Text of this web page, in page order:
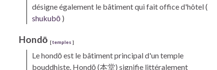
désigne également le bâtiment qui fait office d'hôtel (
shukubō )
Hondō [temples]
Lehondōest le bâtiment principal d'un temple
bouddhiste. Hondō (本堂) signifie littéralement